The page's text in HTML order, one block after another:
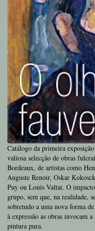
Catálogo da primeira
valiosa selecção de obras
Bordeaux, de artistas como
Auguste Renoir, Oskar
Puy ou Louis Valtat. O
grupo, sem que, na realidade,
sobretudo a uma nova forma
à expressão as obras invocam
pintura pura.